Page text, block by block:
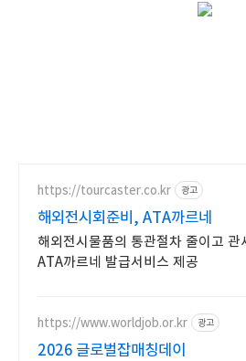
https://tourcaster.co.kr 광고
해외전시회준비, ATA까르네
해외전시물품의 통관절차 줄이고 관
ATA까르네 발급서비스 제공
https://www.worldjob.or.kr 광고
2026 글로벌잡매칭데이